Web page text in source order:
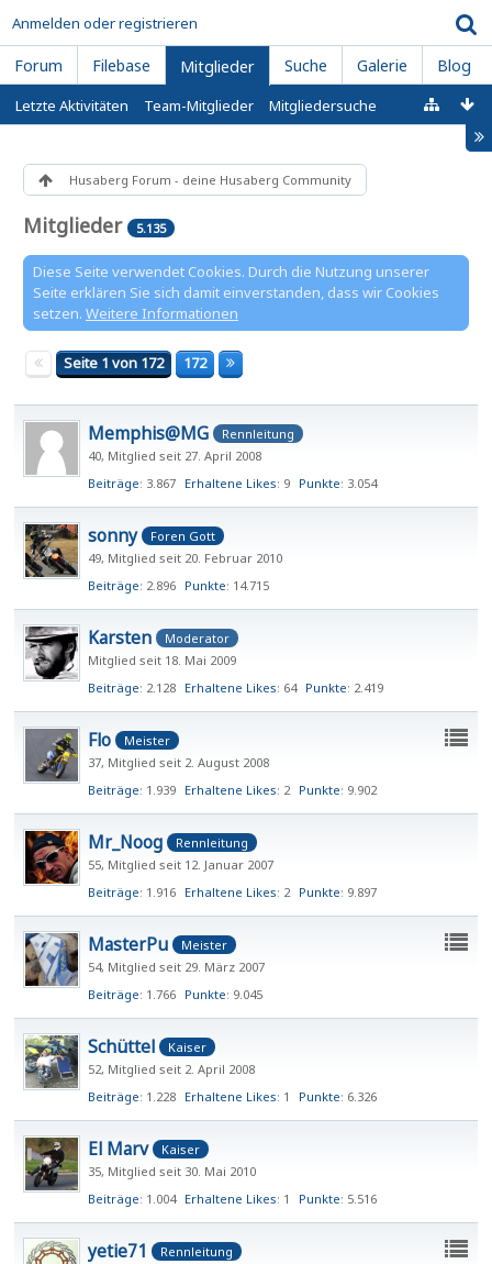
Anmelden oder registrieren
Forum Filebase Mitglieder Suche Galerie Blog
Letzte Aktivitäten Team-Mitglieder Mitgliedersuche
Husaberg Forum - deine Husaberg Community
Mitglieder 5.135
Diese Seite verwendet Cookies. Durch die Nutzung unserer
Seite erklären Sie sich damit einverstanden, dass wir Cookies
setzen. Weitere Informationen
Seite 1 von 172 172
Memphis@MG
Rennleitung
40 Mitglied seit 27. April 2008
Beiträge 3.867 Erhaltene Likes 9 Punkte 3.054
sonny
Foren Gott
49 Mitglied seit 20. Februar 2010
Beiträge 2.896 Punkte 14.715
Karsten
Moderator
Mitglied seit 18. Mai 2009
Beiträge 2.128 Erhaltene Likes 64 Punkte 2.419
Flo
Meister
37 Mitglied seit 2. August 2008
Beiträge 1.939 Erhaltene Likes 2 Punkte 9.902
Mr_Noog
Rennleitung
55 Mitglied seit 12. Januar 2007
Beiträge 1.916 Erhaltene Likes 2 Punkte 9.897
MasterPu
Meister
54 Mitglied seit 29. März 2007
Beiträge 1.766 Punkte 9.045
Schüttel
Kaiser
52 Mitglied seit 2. April 2008
Beiträge 1.228 Erhaltene Likes 1 Punkte 6.326
El Marv
Kaiser
35 Mitglied seit 30. Mai 2010
Beiträge 1.004 Erhaltene Likes 1 Punkte 5.516
yetie71
Rennleitung